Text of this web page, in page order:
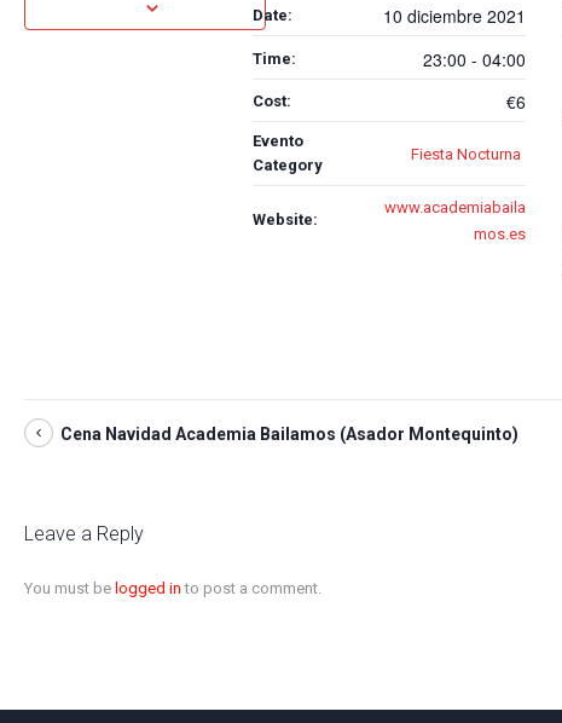
Date: 10 diciembre 2021
Time: 23:00 - 04:00
Cost: €6
Evento
Category
Fiesta Nocturna
Website:
www.academiabaila
mos.es
Cena Navidad Academia Bailamos (Asador Montequinto)
Leave a Reply
You must be logged in to post a comment.